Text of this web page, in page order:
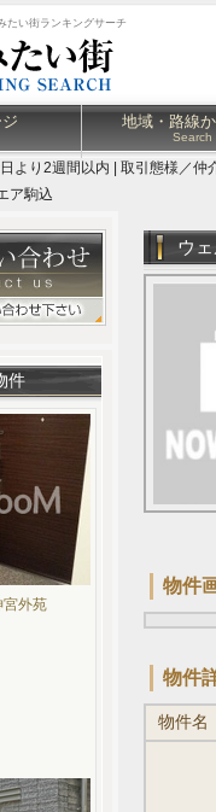
たい街ランキングサーチ
地域・路線
Search
より2週間以内 | 取引態様／仲
ア駒込
ウ
物件
物件
物件名
件
宮外苑